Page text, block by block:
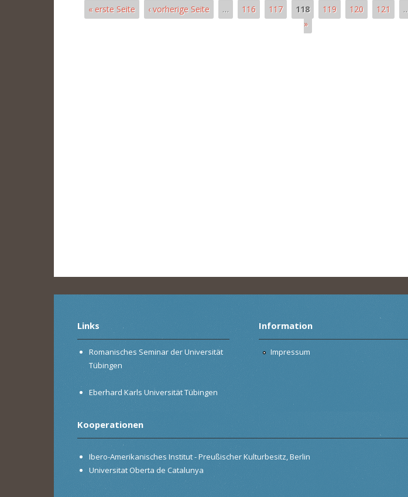
« erste Seite ‹ vorherige Seite … 116 117 118 119 120 121
»
Links
Romanisches Seminar der Universität
Tübingen
Eberhard Karls Universität Tübingen
Information
Impressum
Kooperationen
Ibero-Amerikanisches Institut - Preußischer Kulturbesitz, Berlin
Universitat Oberta de Catalunya